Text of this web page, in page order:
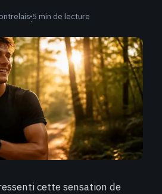
·5 min de lecture
cette sensation de